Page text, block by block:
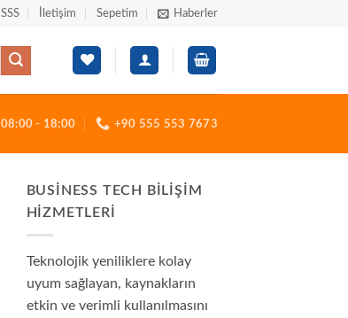
SSS İletişim Sepetim Haberler
08:00 - 18:00 +90 555 553 7673
BUSINESS TECH BILIŞIM
HIZMETLERI
Teknolojik yeniliklere kolay
uyum sağlayan, kaynakların
etkin ve verimli kullanılmasını